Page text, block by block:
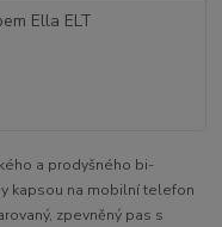
a prodyšného bi-
kapsou na mobilní telefon
zpevněný pas s